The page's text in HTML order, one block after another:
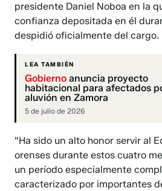
presidente Daniel Noboa en la
confianza depositada en él
despidió oficialmente del cargo.
LEA TAMBIÉN
Gobierno anuncia proyecto
habitacional para afectados
aluvión en Zamora
5 de julio de 2026
"Ha sido un alto honor servir al
orenses durante estos cuatro
un período especialmente
caracterizado por importantes